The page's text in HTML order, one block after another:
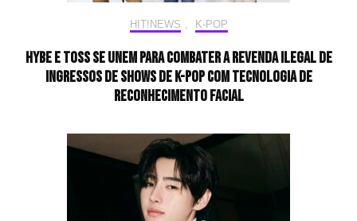
HIT!NEWS , K-POP
HYBE e Toss se unem para combater a revenda ilegal de
ingressos de shows de K-pop com tecnologia de
reconhecimento facial